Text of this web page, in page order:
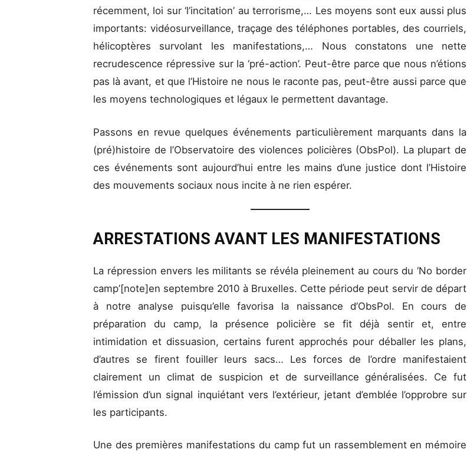
récemment, loi sur ‘l’incitation’ au terrorisme,… Les moyens sont eux aussi plus
importants: vidéosurveillance, traçage des téléphones portables, des courriels,
hélicoptères survolant les manifestations,… Nous constatons une nette
recrudescence répressive sur la ‘pré-action’. Peut-être parce que nous n’étions
pas là avant, et que l’Histoire ne nous le raconte pas, peut-être aussi parce que
les moyens technologiques et légaux le permettent davantage.
Passons en revue quelques événements particulièrement marquants dans la
(pré)histoire de l’Observatoire des violences policières (ObsPol). La plupart de
ces événements sont aujourd’hui entre les mains d’une justice dont l’Histoire
des mouvements sociaux nous incite à ne rien espérer.
ARRESTATIONS AVANT LES MANIFESTATIONS
La répression envers les militants se révéla pleinement au cours du ‘No border
camp’[note]en septembre 2010 à Bruxelles. Cette période peut servir de départ
à notre analyse puisqu’elle favorisa la naissance d’ObsPol. En cours de
préparation du camp, la présence policière se fit déjà sentir et, entre
intimidation et dissuasion, certains furent approchés pour déballer les plans,
d’autres se firent fouiller leurs sacs… Les forces de l’ordre manifestaient
clairement un climat de suspicion et de surveillance généralisées. Ce fut
l’émission d’un signal inquiétant vers l’extérieur, jetant d’emblée l’opprobre sur
les participants.
Une des premières manifestations du camp fut un rassemblement en mémoire